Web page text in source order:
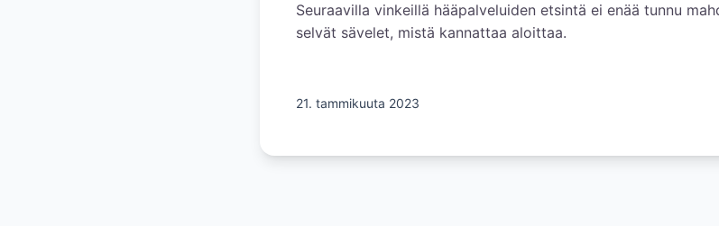
Seuraavilla vinkeillä hääpalveluiden etsintä ei enää tunnu
selvät sävelet, mistä kannattaa aloittaa.
21. tammikuuta 2023